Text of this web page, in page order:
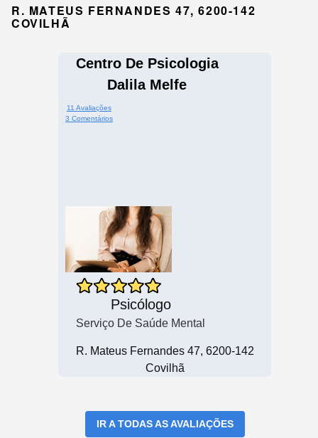
R. MATEUS FERNANDES 47, 6200-142
COVILHÃ
Centro De Psicologia
Dalila Melfe
11 Avaliações
3 Comentários
Psicólogo
Serviço De Saúde Mental
R. Mateus Fernandes 47, 6200-142
Covilhã
IR A TODAS AS AVALIAÇÕES